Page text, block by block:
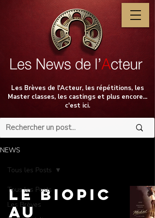
Les Brèves de l'Acteur, les répétitions, les
Master classes, les castings et plus encore...
c'est ici.
NEWS
Tous les Posts
Les Brèves
Tous les Posts
Le Biopic
au